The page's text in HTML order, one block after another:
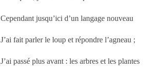
Cependant jusqu’ici d’un langage nouveau
J’ai fait parler le loup et répondre l’agneau ;
J’ai passé plus avant : les arbres et les plantes